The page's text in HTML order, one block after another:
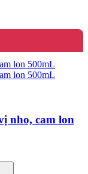
nho, cam lon